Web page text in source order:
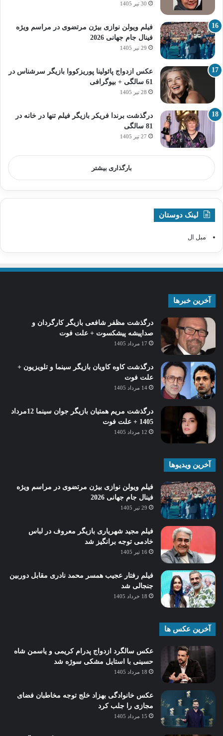
30 تیر 1405
فیلم ویولن نوازی بیژن مرتضوی در مراسم ویژه
فینال جام جهانی 2026
29 تیر 1405
عکس ازدواج پائولینا پوریزکووا بازیگر سرشناس در
61 سالگی + بیوگرافی
28 تیر 1405
درگذشت برندا فریکر بازیگر فیلم تنها در خانه در
81 سالگی
27 تیر 1405
بارگذاری بیشتر
لینک دوستان
مبل ال
آخرین خبرها
درگذشت مظفر شافعی بازیگر کارگردان و
صداپیشه پیشکسوت + علت فوت
17 مرداد 1405
درگذشت کاوه کاویان بازیگر سینما و تلویزیون +
علت فوت
14 مرداد 1405
درگذشت مریم همتیان بازیگر جوان سینما 12مرداد
1405 + علت فوت
12 مرداد 1405
آخرین ویدیوها
فیلم ویولن نوازی بیژن مرتضوی در مراسم ویژه
فینال جام جهانی 2026
29 تیر 1405
فیلم مجید شهریاری بازیگر معروف در لباس
خادمی توجه برانگیز شد
16 تیر 1405
فیلم رفتار عجیب همسر محمد نادری مقابل دوربین
جنجالی شد
18 خرداد 1405
آخرین عکس ها
عکس سالگرد ازدواج پدرام کریمی و یاسمن شاه‌
حسینی با استایل مشکی سوژه شد
18 مرداد 1405
عکس خانوادگی بهزاد خلج توجه مخاطبان فضای
مجازی را جلب کرد
15 مرداد 1405